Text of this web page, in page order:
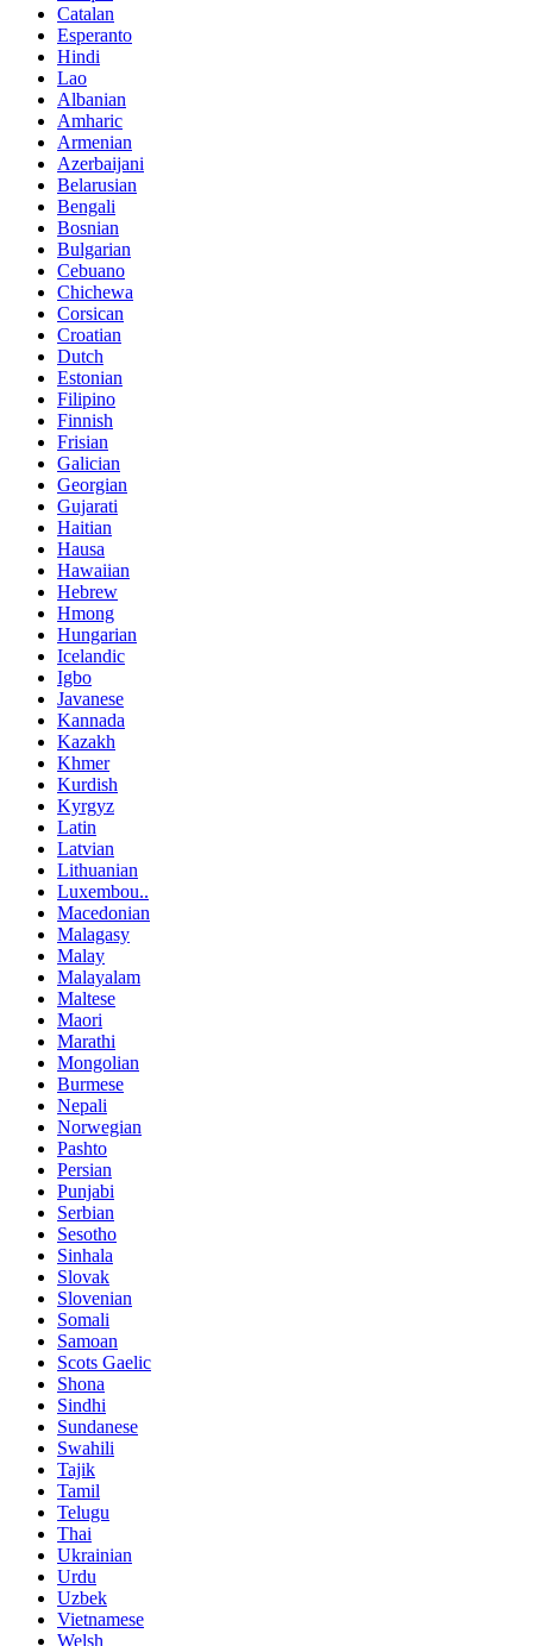
Catalan
Esperanto
Hindi
Lao
Albanian
Amharic
Armenian
Azerbaijani
Belarusian
Bengali
Bosnian
Bulgarian
Cebuano
Chichewa
Corsican
Croatian
Dutch
Estonian
Filipino
Finnish
Frisian
Galician
Georgian
Gujarati
Haitian
Hausa
Hawaiian
Hebrew
Hmong
Hungarian
Icelandic
Igbo
Javanese
Kannada
Kazakh
Khmer
Kurdish
Kyrgyz
Latin
Latvian
Lithuanian
Luxembou..
Macedonian
Malagasy
Malay
Malayalam
Maltese
Maori
Marathi
Mongolian
Burmese
Nepali
Norwegian
Pashto
Persian
Punjabi
Serbian
Sesotho
Sinhala
Slovak
Slovenian
Somali
Samoan
Scots Gaelic
Shona
Sindhi
Sundanese
Swahili
Tajik
Tamil
Telugu
Thai
Ukrainian
Urdu
Uzbek
Vietnamese
Welsh